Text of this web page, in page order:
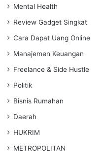
Mental Health
Review Gadget Singkat
Cara Dapat Uang Online
Manajemen Keuangan
Freelance & Side Hustle
Politik
Bisnis Rumahan
Daerah
HUKRIM
METROPOLITAN